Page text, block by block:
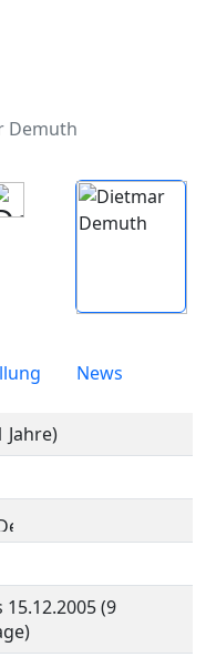
Demuth
News
Jahre)
15.12.2005 (9